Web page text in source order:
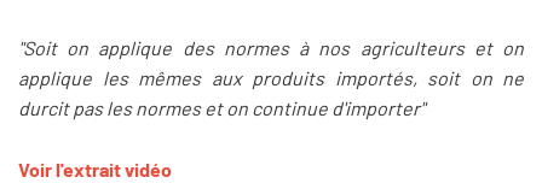
"Soit on applique des normes à nos agriculteurs et on
applique les mêmes aux produits importés, soit on ne
durcit pas les normes et on continue d'importer"
Voir l'extrait vidéo